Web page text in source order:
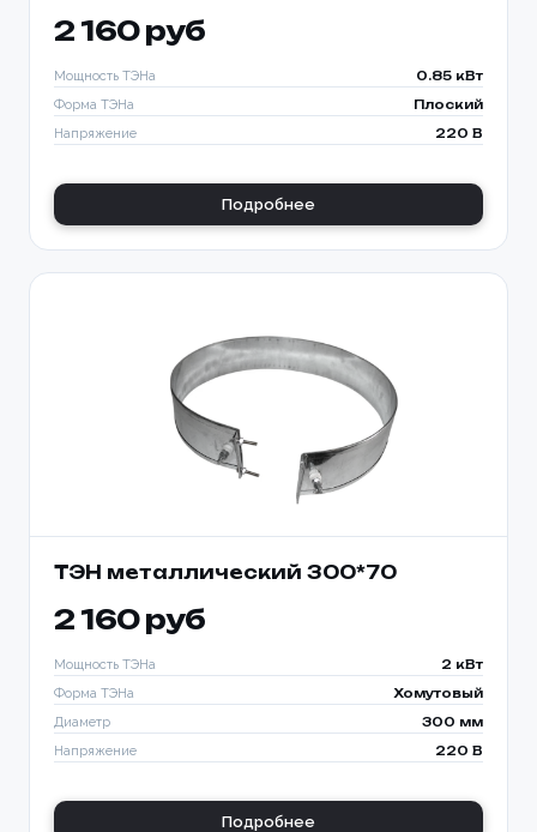
2 160 руб
Мощность ТЭНа 0.85 кВт
Форма ТЭНа Плоский
Напряжение 220 В
Подробнее
ТЭН металлический 300*70
2 160 руб
Мощность ТЭНа 2 кВт
Форма ТЭНа Хомутовый
Диаметр 300 мм
Напряжение 220 В
Подробнее